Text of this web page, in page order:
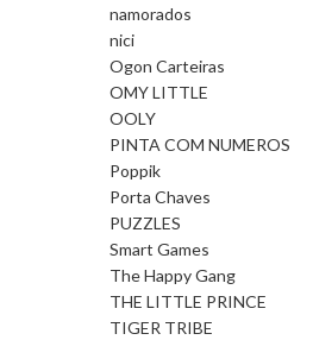
namorados
nici
Ogon Carteiras
OMY LITTLE
OOLY
PINTA COM NUMEROS
Poppik
Porta Chaves
PUZZLES
Smart Games
The Happy Gang
THE LITTLE PRINCE
TIGER TRIBE